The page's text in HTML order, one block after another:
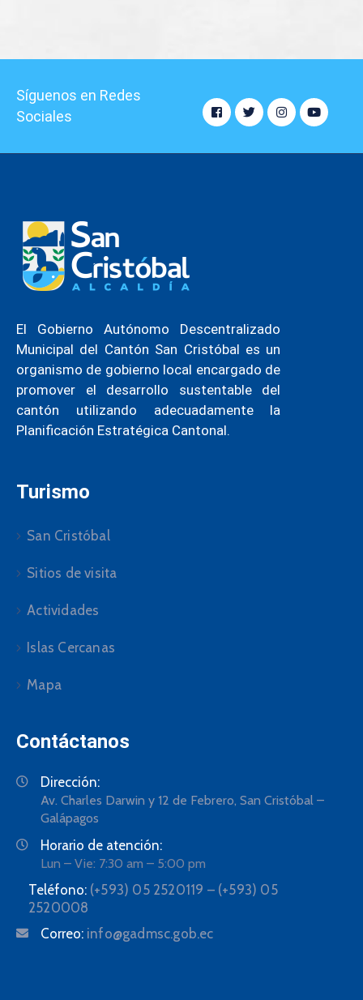
Síguenos en Redes
Sociales
El Gobierno Autónomo Descentralizado
Municipal del Cantón San Cristóbal es un
organismo de gobierno local encargado de
promover el desarrollo sustentable del
cantón utilizando adecuadamente la
Planificación Estratégica Cantonal.
Turismo
San Cristóbal
Sitios de visita
Actividades
Islas Cercanas
Mapa
Contáctanos
Dirección:
Av. Charles Darwin y 12 de Febrero, San Cristóbal –
Galápagos
Horario de atención:
Lun – Vie: 7:30 am – 5:00 pm
Teléfono: (+593) 05 2520119 – (+593) 05
2520008
Correo: info@gadmsc.gob.ec